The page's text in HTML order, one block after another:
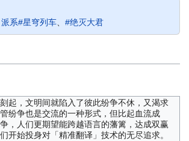
派系#星穹列车 #绝灭大君
起，文明间就陷入了彼此纷争不休，又渴求
纷争也是交流的一种形式，但比起血流成
，人们更期望能跨越语言的藩篱，达成双赢
开始投身对「精准翻译」技术的无尽追求。